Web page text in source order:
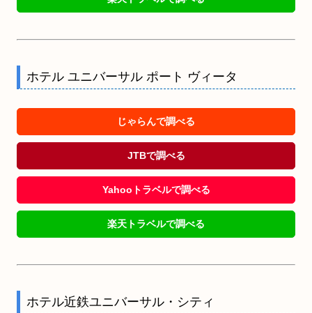
ホテル ユニバーサル ポート ヴィータ
じゃらんで調べる
JTBで調べる
Yahooトラベルで調べる
楽天トラベルで調べる
ホテル近鉄ユニバーサル・シティ